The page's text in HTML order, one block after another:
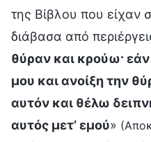
της Βίβλου που είχαν
διάβασα από
θύραν και κρούω·
μου και ανοίξη την
αυτόν και θέλω
αυτός μετ’ εμού»